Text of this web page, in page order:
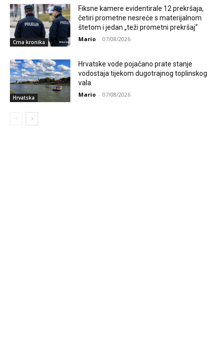
Crna kronika
Fiksne kamere evidentirale 12 prekršaja,
četiri prometne nesreće s materijalnom
štetom i jedan „teži prometni prekršaj“
Mario - 07/08/2026
Hrvatska
Hrvatske vode pojačano prate stanje
vodostaja tijekom dugotrajnog toplinskog
vala
Mario - 07/08/2026